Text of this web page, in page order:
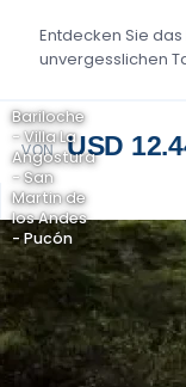
Entdecken Sie das
unvergesslichen
VON USD
Bariloche
- Villa La
Angostura
- San
Martin de
los Andes
- Pucón